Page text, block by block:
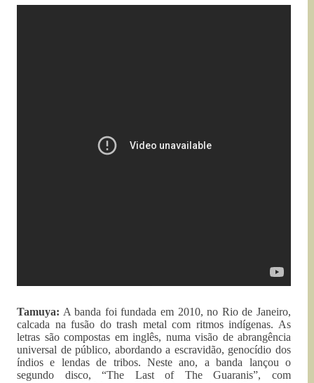
Tamuya: A banda foi fundada em 2010, no Rio de Janeiro,
calcada na fusão do trash metal com ritmos indígenas. As
letras são compostas em inglês, numa visão de abrangência
universal de público, abordando a escravidão, genocídio dos
índios e lendas de tribos. Neste ano, a banda lançou o
segundo disco, “The Last of The Guaranis”, com